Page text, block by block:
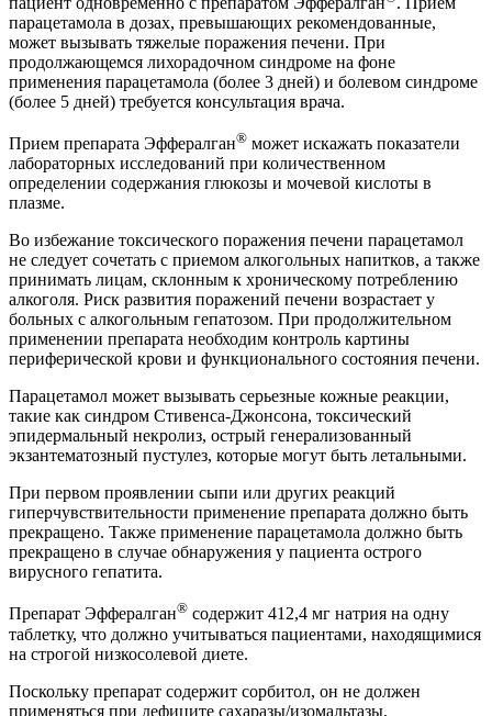
парацетамола в дозах, превышающих рекомендованные,
может вызывать тяжелые поражения печени. При
продолжающемся лихорадочном синдроме на фоне
применения парацетамола (более 3 дней) и болевом синдроме
(более 5 дней) требуется консультация врача.
Прием препарата Эффералган® может искажать показатели
лабораторных исследований при количественном
определении содержания глюкозы и мочевой кислоты в
плазме.
Во избежание токсического поражения печени парацетамол
не следует сочетать с приемом алкогольных напитков, а также
принимать лицам, склонным к хроническому потреблению
алкоголя. Риск развития поражений печени возрастает у
больных с алкогольным гепатозом. При продолжительном
применении препарата необходим контроль картины
периферической крови и функционального состояния печени.
Парацетамол может вызывать серьезные кожные реакции,
такие как синдром Стивенcа-Джонсона, токсический
эпидермальный некролиз, острый генерализованный
экзантематозный пустулез, которые могут быть летальными.
При первом проявлении сыпи или других реакций
гиперчувствительности применение препарата должно быть
прекращено. Также применение парацетамола должно быть
прекращено в случае обнаружения у пациента острого
вирусного гепатита.
Препарат Эффералган® содержит 412,4 мг натрия на одну
таблетку, что должно учитываться пациентами, находящимися
на строгой низкосолевой диете.
Поскольку препарат содержит сорбитол, он не должен
применяться при дефиците сахаразы/изомальтазы,